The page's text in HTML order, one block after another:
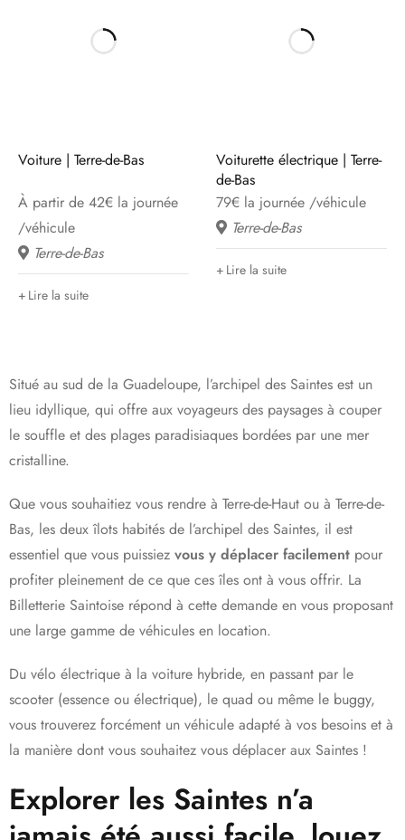
À partir de 42€ la journée
/véhicule
Terre-de-Bas
Voiture | Terre-de-Bas
Lire la suite
79€ la journée /véhicule
Terre-de-Bas
Voiturette électrique | Terre-
de-Bas
Lire la suite
Situé au sud de la Guadeloupe, l’archipel des Saintes est un
lieu idyllique, qui offre aux voyageurs des paysages à couper
le souffle et des plages paradisiaques bordées par une mer
cristalline.
Que vous souhaitiez vous rendre à Terre-de-Haut ou à Terre-de-
Bas, les deux îlots habités de l’archipel des Saintes, il est
essentiel que vous puissiez vous y déplacer facilement pour
profiter pleinement de ce que ces îles ont à vous offrir. La
Billetterie Saintoise répond à cette demande en vous proposant
une large gamme de véhicules en location.
Du vélo électrique à la voiture hybride, en passant par le
scooter (essence ou électrique), le quad ou même le buggy,
vous trouverez forcément un véhicule adapté à vos besoins et à
la manière dont vous souhaitez vous déplacer aux Saintes !
Explorer les Saintes n’a